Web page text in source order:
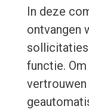
In deze
ontvangen
functie.
vertrouwen